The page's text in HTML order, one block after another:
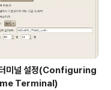
미널 설정(Configuring
Terminal)